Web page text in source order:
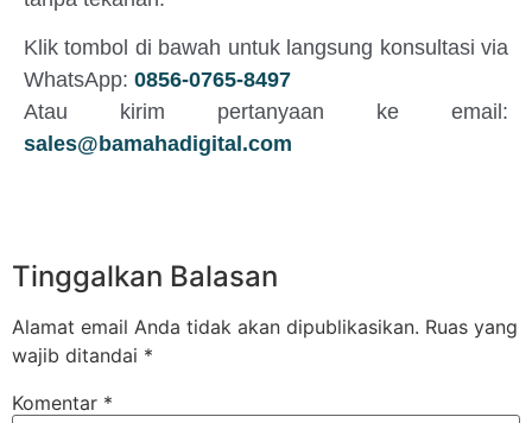
Klik tombol di bawah untuk langsung konsultasi via
WhatsApp: 0856-0765-8497
Atau kirim pertanyaan ke email:
sales@bamahadigital.com
Tinggalkan Balasan
Alamat email Anda tidak akan dipublikasikan. Ruas yang
wajib ditandai *
Komentar *